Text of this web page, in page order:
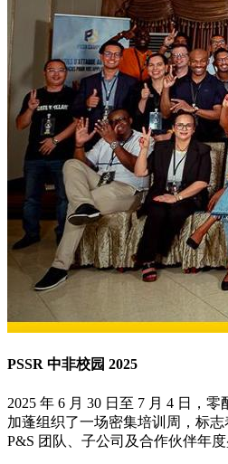
PSSR 中非校园 2025
2025 年 6 月 30 日至 7 月 4 日，
加蓬组织了一场密集培训周，标
P&S 团队、子公司及合作伙伴年度